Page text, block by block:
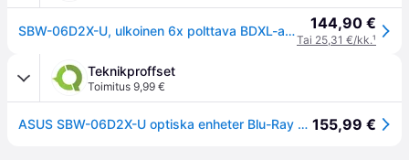
SBW-06D2X-U, ulkoinen 6x polttava BDXL-asema, USB 2.0, musta 144,90 €
Tai 25,31 €/kk.¹
Teknikproffset
Toimitus 9,99 €
ASUS SBW-06D2X-U optiska enheter Blu-Ray DVD Combo Svart 155,99 €